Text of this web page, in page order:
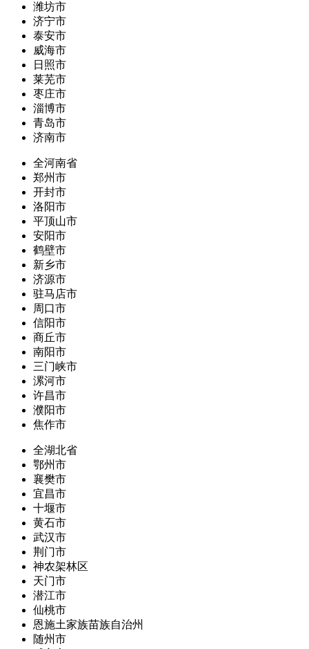
潍坊市
济宁市
泰安市
威海市
日照市
莱芜市
枣庄市
淄博市
青岛市
济南市
全河南省
郑州市
开封市
洛阳市
平顶山市
安阳市
鹤壁市
新乡市
济源市
驻马店市
周口市
信阳市
商丘市
南阳市
三门峡市
漯河市
许昌市
濮阳市
焦作市
全湖北省
鄂州市
襄樊市
宜昌市
十堰市
黄石市
武汉市
荆门市
神农架林区
天门市
潜江市
仙桃市
恩施土家族苗族自治州
随州市